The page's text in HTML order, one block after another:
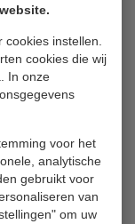
instellen.
cookies die wij
In onze
voor het
analytische
gebruikt voor
van
om uw
dan een uur per
van de belasting
van de quickscan
of een
kan worden.
bewegingen’
herhalende beweging
stand staan de